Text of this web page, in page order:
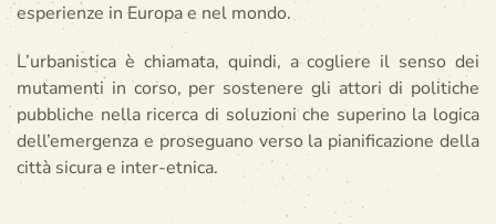
esperienze in Europa e nel mondo.
L’urbanistica è chiamata, quindi, a cogliere il senso dei
mutamenti in corso, per sostenere gli attori di politiche
pubbliche nella ricerca di soluzioni che superino la logica
dell’emergenza e proseguano verso la pianificazione della
città sicura e inter-etnica.